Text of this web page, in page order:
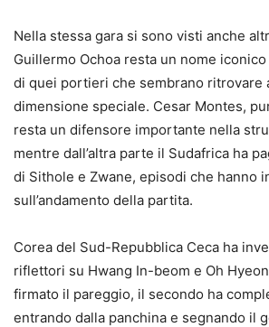
Nella stessa gara si sono visti anche
Guillermo Ochoa resta un nome
di quei portieri che sembrano ritrovare
dimensione speciale. Cesar Montes,
resta un difensore importante nella
mentre dall’altra parte il Sudafrica ha
di Sithole e Zwane, episodi che hanno
sull’andamento della partita.
Corea del Sud-Repubblica Ceca ha
riflettori su Hwang In-beom e Oh
firmato il pareggio, il secondo ha
entrando dalla panchina e segnando il